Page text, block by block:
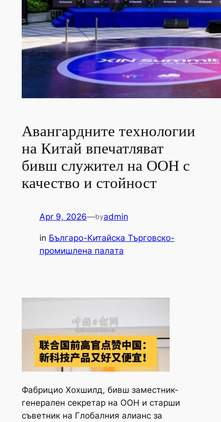
Авангардните технологии
на Китай впечатляват
бивш служител на ООН с
качество и стойност
Apr 9, 2026—byadmin
in Българо-Китайска Търговско-
промишлена палaта
Фабрицио Хохшилд, бивш заместник-
генерален секретар на ООН и старши
съветник на Глобалния алианс за